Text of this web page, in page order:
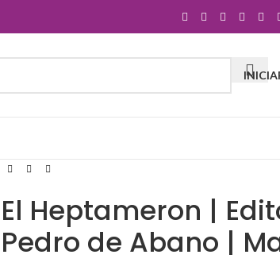
El Heptameron |
Pedro de Abano |